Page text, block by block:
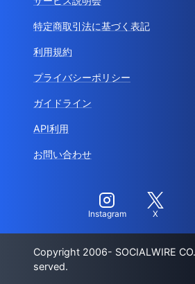
特定商取引法に基づく表記
利用規約
プライバシーポリシー
ガイドライン
API利用
お問い合わせ
Instagram X
Copyright 2006- SOCIALWIRE
served.